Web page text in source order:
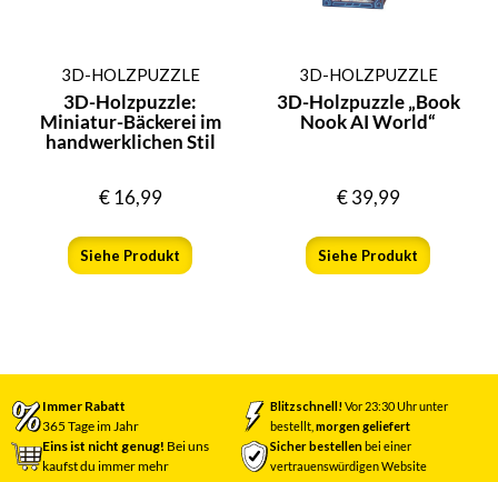
3D-HOLZPUZZLE
3D-Holzpuzzle:
Miniatur-Bäckerei im
handwerklichen Stil
€16,99
Siehe Produkt
3D-HOLZPUZZLE
3D-Holzpuzzle „Book
Nook AI World“
€39,99
Siehe Produkt
Immer Rabatt
365 Tage im Jahr
Blitzschnell!Vor 23:30 Uhr unter
bestellt,morgen geliefert
Eins ist nicht genug! Bei uns
kaufst du immer mehr
Sicher bestellen bei einer
vertrauenswürdigen Website